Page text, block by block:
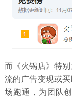
而《火锅店》特
流的广告变现或
场跑通，为团队